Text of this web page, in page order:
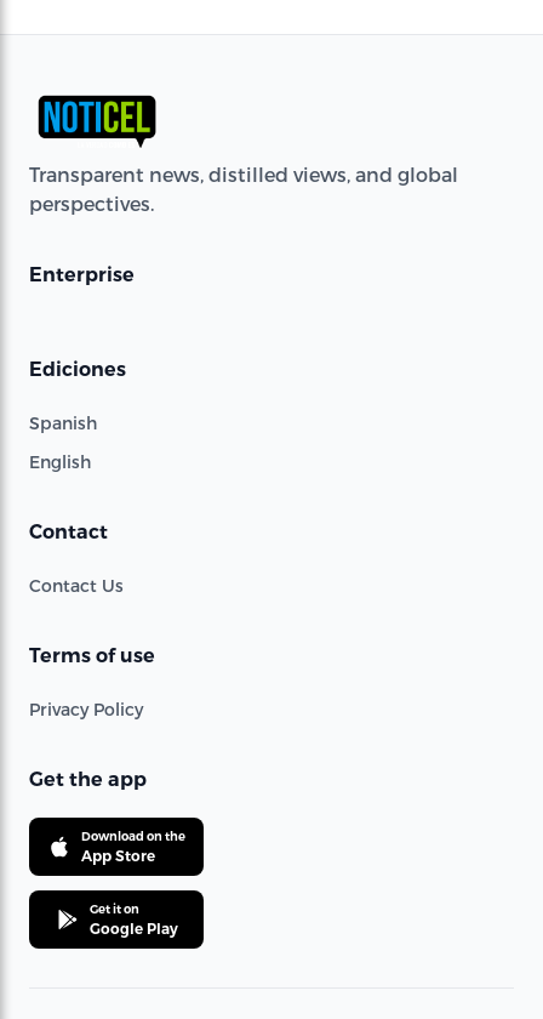
Transparent news, distilled views, and global
perspectives.
Enterprise
Ediciones
Spanish
English
Contact
Contact Us
Terms of use
Privacy Policy
Get the app
Download on the
App Store
Get it on
Google Play